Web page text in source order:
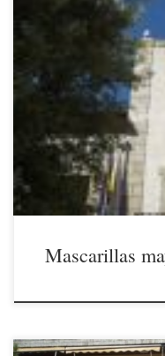
25/12/2020 El
protectora reutilizable a los
municipio. Todos los
pueden consultar en su
DIRECTIVA
Mascarillas